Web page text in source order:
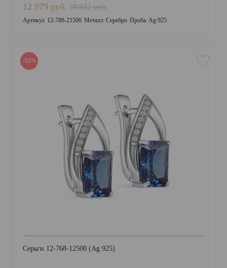
12 979 руб. 28 842 руб.
Артикул 12-788-21500 Металл Серебро Проба Ag 925
-55%
Серьги 12-768-12500 (Ag 925)